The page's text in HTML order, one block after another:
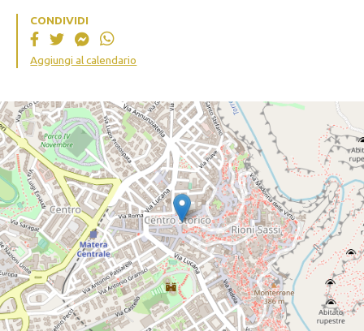
CONDIVIDI
Aggiungi al calendario